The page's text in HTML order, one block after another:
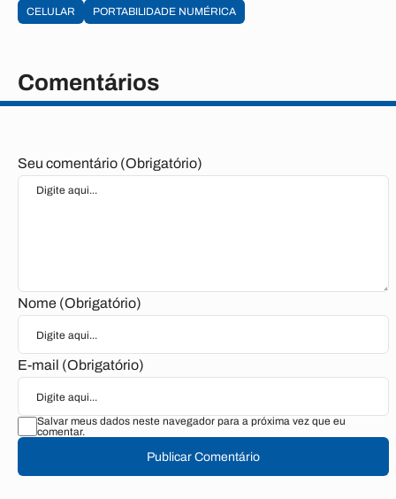
CELULAR PORTABILIDADE NUMÉRICA
Comentários
Seu comentário (Obrigatório)
Nome (Obrigatório)
E-mail (Obrigatório)
Salvar meus dados neste navegador para a próxima vez que eu
comentar.
Publicar Comentário